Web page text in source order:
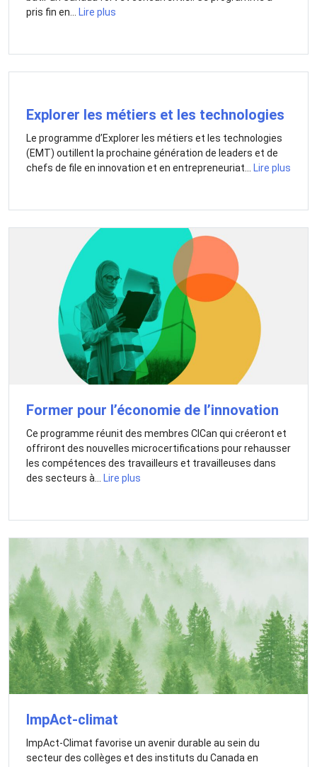
pris fin en...
Lire plus
Explorer les métiers et les technologies
Le programme d’Explorer les métiers et les technologies
(EMT) outillent la prochaine génération de leaders et de
chefs de file en innovation et en entrepreneuriat...
Lire plus
Former pour l’économie de l’innovation
Ce programme réunit des membres CICan qui créeront et
offriront des nouvelles microcertifications pour rehausser
les compétences des travailleurs et travailleuses dans
des secteurs à... Lire plus
ImpAct-climat
ImpAct-Climat favorise un avenir durable au sein du
secteur des collèges et des instituts du Canada en